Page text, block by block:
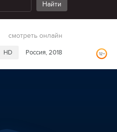
смотреть онлайн
HD Россия, 2018